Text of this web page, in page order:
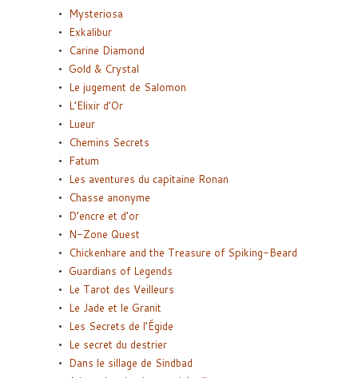
Mysteriosa
Exkalibur
Carine Diamond
Gold & Crystal
Le jugement de Salomon
L’Elixir d’Or
Lueur
Chemins Secrets
Fatum
Les aventures du capitaine Ronan
Chasse anonyme
D’encre et d’or
N-Zone Quest
Chickenhare and the Treasure of Spiking-Beard
Guardians of Legends
Le Tarot des Veilleurs
Le Jade et le Granit
Les Secrets de l’Égide
Le secret du destrier
Dans le sillage de Sindbad